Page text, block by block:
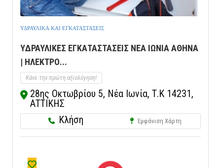
ΥΔΡΑΥΛΙΚΑ ΚΑΙ ΕΓΚΑΤΑΣΤΑΣΕΙΣ
YΔΡΑΥΛΙΚΕΣ ΕΓΚΑΤΑΣΤΑΣΕΙΣ ΝΕΑ ΙΩΝΙΑ ΑΘΗΝΑ
| ΗΛΕΚΤΡΟ...
Κάνε την πρώτη αξιολόγηση!
28ης Οκτωβρίου 5, Νέα Ιωνία, Τ.Κ 14231,
ΑΤΤΙΚΗΣ
Κλήση
Εμφάνιση Χάρτη